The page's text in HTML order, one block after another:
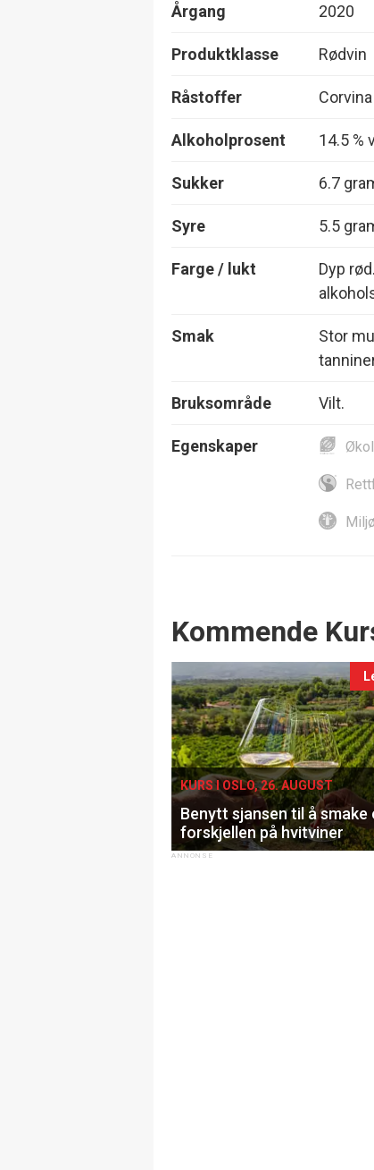
Årgang 2020
Produktklasse Rødvin
Råstoffer
Alkoholprosent 14.5 %
Sukker 6.7
Syre 5.5
Farge / lukt
Dyp
Smak
Stor
Bruksområde Vilt.
Egenskaper
Events
Kommende
KURS I OSLO, 26. AUGUST
Benytt sjansen til å
forskjellen på hvitviner